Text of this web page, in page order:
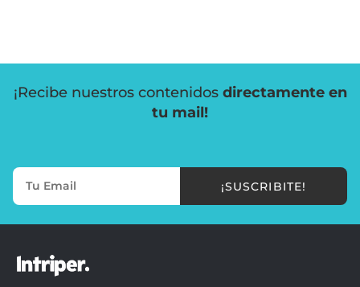
¡Recibe nuestros contenidos directamente en
tu mail!
¡SUSCRIBITE!